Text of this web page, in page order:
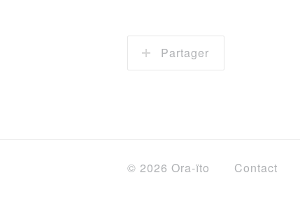
Partager
© 2026 Ora-ïto Contact